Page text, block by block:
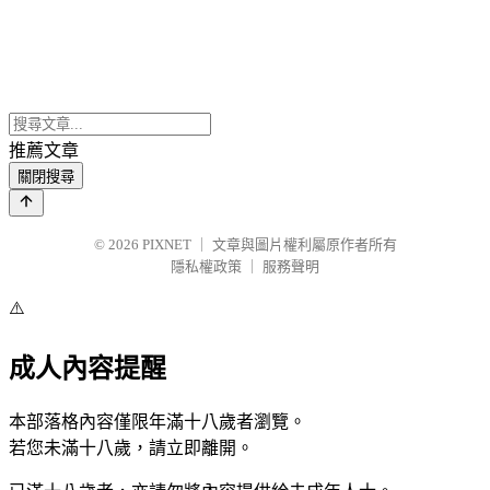
推薦文章
關閉搜尋
© 2026 PIXNET
文章與圖片權利屬原作者所有
隱私權政策
服務聲明
⚠️
成人內容提醒
本部落格內容僅限年滿十八歲者瀏覽。
若您未滿十八歲，請立即離開。